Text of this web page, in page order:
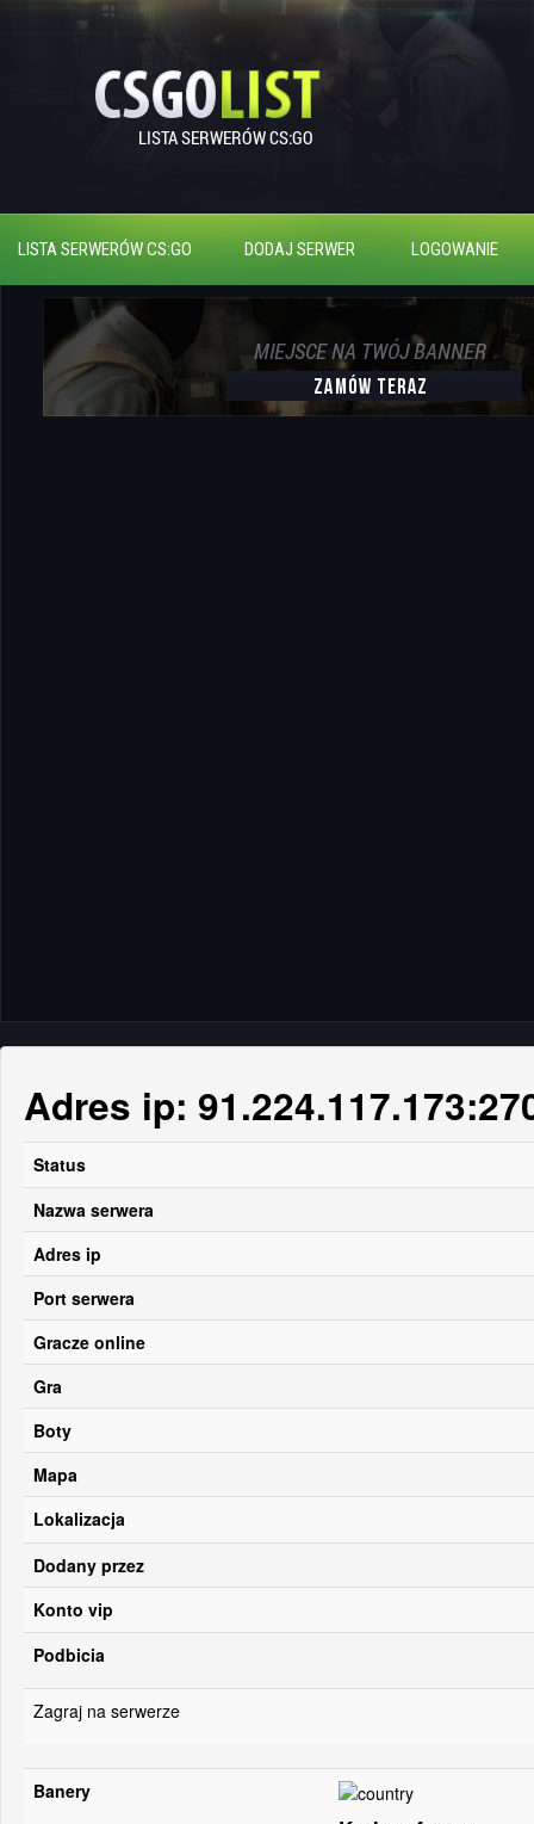
LISTA SERWERÓW CS:GO DODAJ SERWER LOGOWANIE
Adres ip:
Status
Nazwa serwera
Adres ip
Port serwera
Gracze online
Gra
Boty
Mapa
Lokalizacja
Dodany przez
Konto vip
Podbicia
Zagraj na serwerze
Banery